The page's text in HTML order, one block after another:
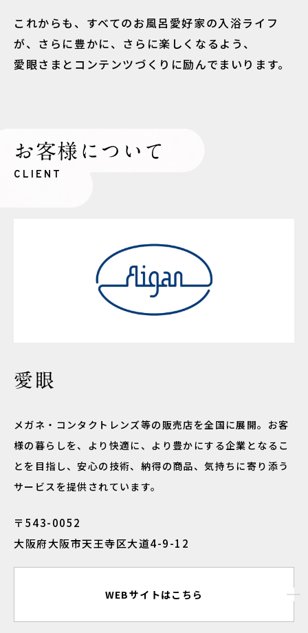
これからも、すべてのお風呂愛好家の入浴ライフ
が、さらに豊かに、さらに楽しくなるよう、
愛眼さまとコンテンツづくりに励んでまいります。
お客様について
CLIENT
愛眼
メガネ・コンタクトレンズ等の販売店を全国に展開。お客
様の暮らしを、より快適に、より豊かにする企業となるこ
とを目指し、安心の技術、納得の商品、気持ちに寄り添う
サービスを提供されています。
〒543-0052
大阪府大阪市天王寺区大道4-9-12
WEBサイトはこちら